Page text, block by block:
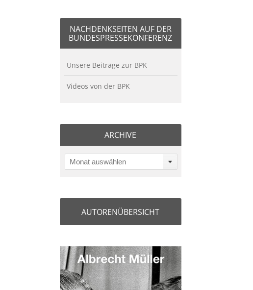
NACHDENKSEITEN AUF DER
BUNDESPRESSEKONFERENZ
Unsere Beiträge zur BPK
Videos von der BPK
ARCHIVE
Monat auswählen
AUTORENÜBERSICHT